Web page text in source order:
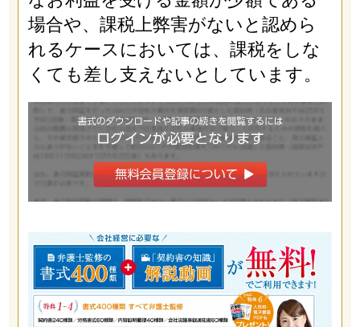
場合や、課税上弊害がないと認めら
れるケースにおいては、課税をしな
くても差し支えないとしています。